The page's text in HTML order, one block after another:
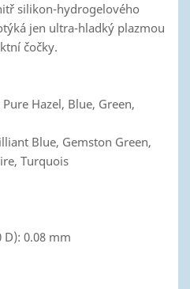
silikon-hydrogelového
jen ultra-hladký plazmou
čočky.
Hazel, Blue, Green,
Blue, Gemston Green,
Turquois
0.08 mm